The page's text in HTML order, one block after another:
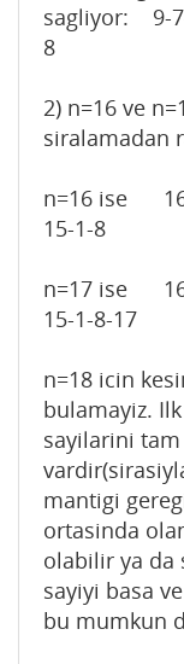
sagliyor: 9-7-
8
2) n=16 ve
siralamadan
n=16 ise 16-
15-1-8
n=17 ise 16-
15-1-8-17
n=18 icin
bulamayiz.
sayilarini
mantigi
ortasinda
olabilir ya da
sayiyi basa
bu mumkun